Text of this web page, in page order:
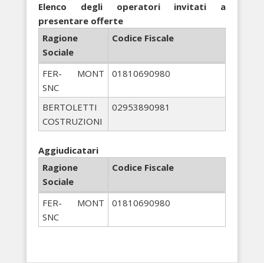
Elenco degli operatori invitati a
presentare offerte
Ragione
Sociale
Codice Fiscale
FER- MONT
SNC
01810690980
BERTOLETTI
COSTRUZIONI
02953890981
Aggiudicatari
Ragione
Sociale
Codice Fiscale
FER- MONT
SNC
01810690980